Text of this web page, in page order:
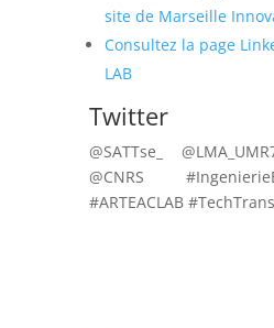
site de Marseille
Consultez la page
LAB
Twitter
@SATTse_
@CNRS
#ARTEACLAB